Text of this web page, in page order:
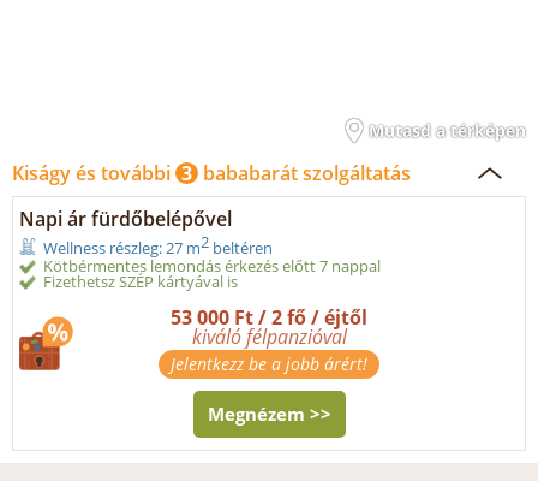
Mutasd a térképen
Kiságy és további 3 bababarát szolgáltatás
Napi ár fürdőbelépővel
Wellness részleg: 27 m2 beltéren
Kötbérmentes lemondás érkezés előtt 7 nappal
Fizethetsz SZÉP kártyával is
53 000 Ft / 2 fő / éjtől
kiváló félpanzióval
Jelentkezz be a jobb árért!
Megnézem >>